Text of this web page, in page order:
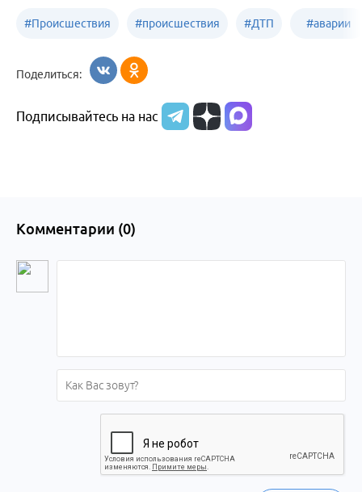
#Происшествия #происшествия
Алтайский край
#ДТП #аварии
Поделиться:
Подписывайтесь на нас
Комментарии (0)